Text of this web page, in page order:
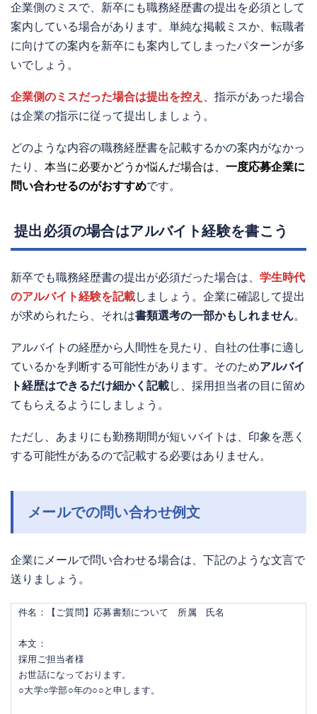
企業側のミスで、新卒にも職務経歴書の提出を必須として
案内している場合があります。単純な掲載ミスか、転職者
に向けての案内を新卒にも案内してしまったパターンが多
いでしょう。
企業側のミスだった場合は提出を控え
、指示があった場合
は企業の指示に従って提出しましょう。
どのような内容の職務経歴書を記載するかの案内がなかっ
たり、 本当に必要かどうか悩んだ場合は、 一度応募企業に
問い合わせるのがおすすめです。
提出必須の場合はアルバイト経験を書こう
新卒でも職務経歴書の提出が必須だった場合は、 学生時代
のアルバイト経験を記載しましょう。企業に確認して提出
が求められたら、それは書類選考の一部かもしれません。
アルバイトの経歴から人間性を見たり、自社の仕事に適し
ているかを判断する可能性があります。そのためアルバイ
ト経歴はできるだけ細かく記載し、採用担当者の目に留め
てもらえるようにしましょう。
ただし、あまりにも勤務期間が短いバイトは、印象を悪く
する可能性があるので記載する必要はありません。
メールでの問い合わせ例文
企業にメールで問い合わせる場合は、下記のような文言で
送りましょう。
件名：【ご質問】応募書類について 所属 氏名
本文：
採用ご担当者様
お世話になっております。
○大学○学部○年の○○と申します。